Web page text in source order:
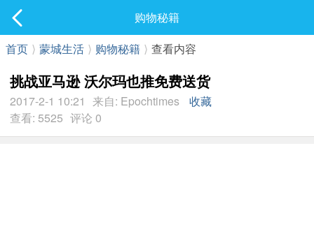
最新发表
购物秘籍
首页 ⟩ 蒙城生活 ⟩ 购物秘籍 ⟩ 查看内容
挑战亚马逊 沃尔玛也推免费送货
2017-2-1 10:21 来自: Epochtimes
收藏
查看: 5525 评论 0